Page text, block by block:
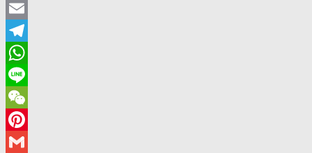
Twitter
Email
Telegram
WhatsApp
Line
WeChat
Pinterest